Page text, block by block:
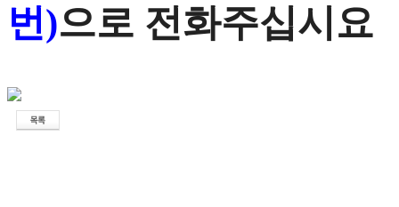
번)으로 전화주십시요